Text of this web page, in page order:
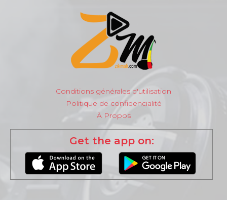
Conditions générales d'utilisation
Politique de confidencialité
À Propos
Get the app on: